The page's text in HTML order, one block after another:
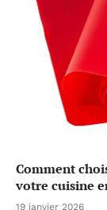
Comment
votre cuisine
19 janvier 2026